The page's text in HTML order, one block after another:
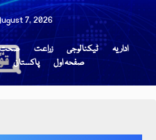
7, 2026
صحت زراعت ٹیکنالوجی
اداریہ
پاکستان صفحہ اول